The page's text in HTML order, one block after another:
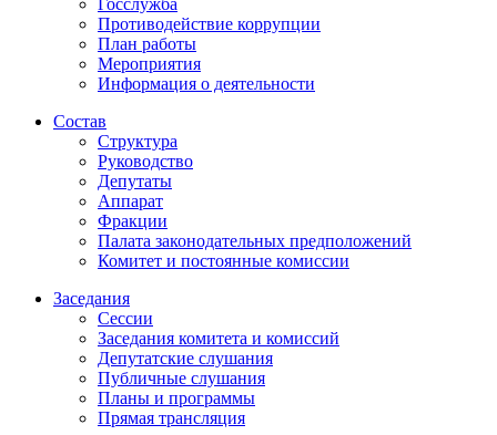
Госслужба
Противодействие коррупции
План работы
Мероприятия
Информация о деятельности
Состав
Структура
Руководство
Депутаты
Аппарат
Фракции
Палата законодательных предположений
Комитет и постоянные комиссии
Заседания
Сессии
Заседания комитета и комиссий
Депутатские слушания
Публичные слушания
Планы и программы
Прямая трансляция